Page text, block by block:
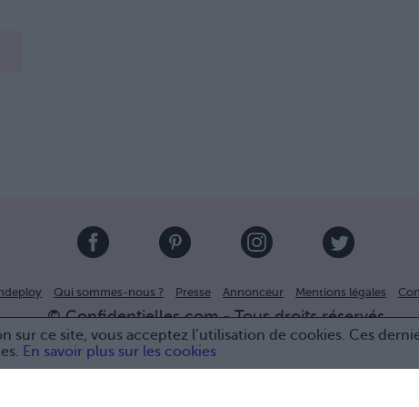
sur ce site, vous acceptez l’utilisation de cookies. Ces
En savoir plus sur les cookies
Qui sommes-nous ? Presse Annonceur Mentions légales
© Confidentielles.com - Tous droits réservés